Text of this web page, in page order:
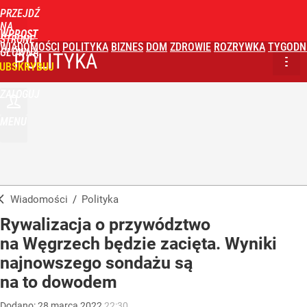
PRZEJDŹ
NA
STRONĘ
GŁÓWNĄ
WPROST
WIADOMOŚCI POLITYKA BIZNES DOM ZDROWIE ROZRYWKA
POLITYKA
Wiadomości / Polityka
Rywalizacja o przywództwo
na Węgrzech będzie zacięta. Wyniki
najnowszego sondażu są
na to dowodem